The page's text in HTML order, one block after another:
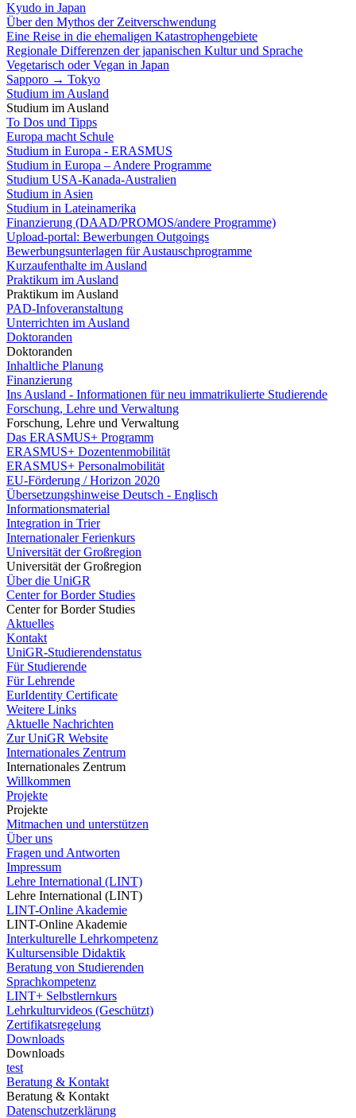
Kyudo in Japan
Über den Mythos der Zeitverschwendung
Eine Reise in die ehemaligen Katastrophengebiete
Regionale Differenzen der japanischen Kultur und Sprache
Vegetarisch oder Vegan in Japan
Sapporo → Tokyo
Studium im Ausland
Studium im Ausland
To Dos und Tipps
Europa macht Schule
Studium in Europa - ERASMUS
Studium in Europa – Andere Programme
Studium USA-Kanada-Australien
Studium in Asien
Studium in Lateinamerika
Finanzierung (DAAD/PROMOS/andere Programme)
Upload-portal: Bewerbungen Outgoings
Bewerbungsunterlagen für Austauschprogramme
Kurzaufenthalte im Ausland
Praktikum im Ausland
Praktikum im Ausland
PAD-Infoveranstaltung
Unterrichten im Ausland
Doktoranden
Doktoranden
Inhaltliche Planung
Finanzierung
Ins Ausland - Informationen für neu immatrikulierte Studierende
Forschung, Lehre und Verwaltung
Forschung, Lehre und Verwaltung
Das ERASMUS+ Programm
ERASMUS+ Dozentenmobilität
ERASMUS+ Personalmobilität
EU-Förderung / Horizon 2020
Übersetzungshinweise Deutsch - Englisch
Informationsmaterial
Integration in Trier
Internationaler Ferienkurs
Universität der Großregion
Universität der Großregion
Über die UniGR
Center for Border Studies
Center for Border Studies
Aktuelles
Kontakt
UniGR-Studierendenstatus
Für Studierende
Für Lehrende
EurIdentity Certificate
Weitere Links
Aktuelle Nachrichten
Zur UniGR Website
Internationales Zentrum
Internationales Zentrum
Willkommen
Projekte
Projekte
Mitmachen und unterstützen
Über uns
Fragen und Antworten
Impressum
Lehre International (LINT)
Lehre International (LINT)
LINT-Online Akademie
LINT-Online Akademie
Interkulturelle Lehrkompetenz
Kultursensible Didaktik
Beratung von Studierenden
Sprachkompetenz
LINT+ Selbstlernkurs
Lehrkulturvideos (Geschützt)
Zertifikatsregelung
Downloads
Downloads
test
Beratung & Kontakt
Beratung & Kontakt
Datenschutzerklärung